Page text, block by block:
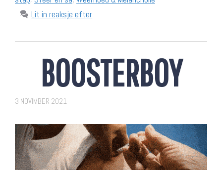
Lit in reaksje efter
BOOSTERBOY
3 NOVIMBER 2021